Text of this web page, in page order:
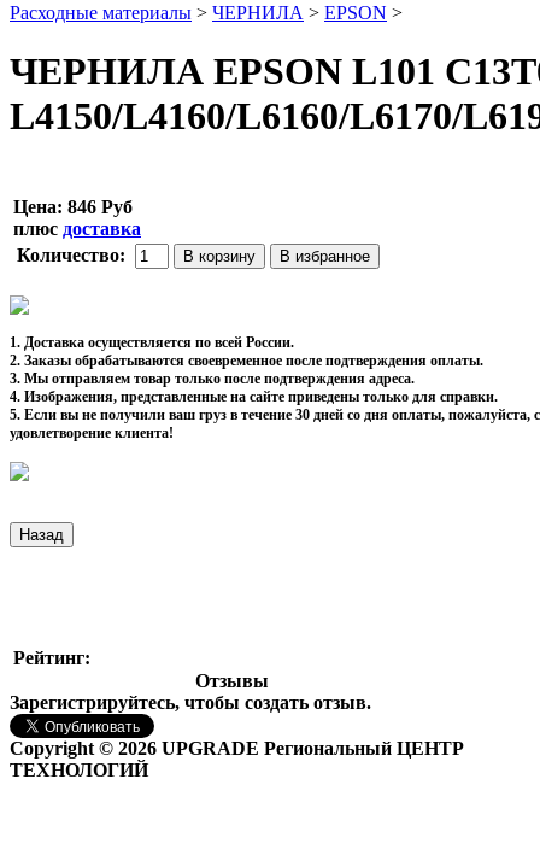
Расходные материалы > ЧЕРНИЛА > EPSON >
ЧЕРНИЛА EPSON L101
L4150/L4160/L6160/L6170/
Цена: 846 Руб
плюс доставка
Количество:
1. Доставка осуществляется по всей России.
2. Заказы обрабатываются своевременное после подтверждения оплаты.
3. Мы отправляем товар только после подтверждения адреса.
4. Изображения, представленные на сайте приведены только для справки.
5. Если вы не получили ваш груз в течение 30 дней со дня оплаты,
удовлетворение клиента!
Рейтинг:
Отзывы
Зарегистрируйтесь, чтобы создать отзыв.
Copyright © 2026 UPGRADE Региональный ЦЕНТР
ТЕХНОЛОГИЙ